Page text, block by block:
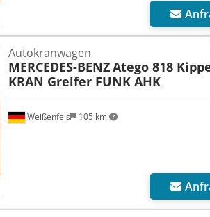
Weißenfels 105 km
Autokranwagen
MERCEDES-BENZAtego 818
KRAN Greifer FUNK AHK